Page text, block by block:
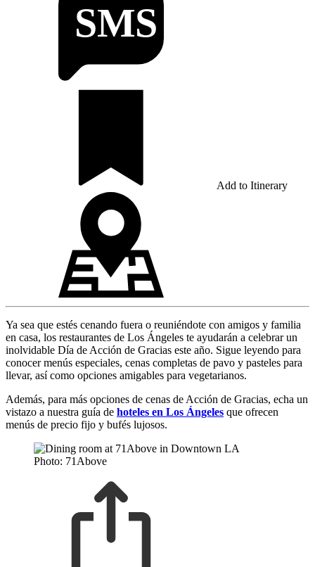
Add to Itinerary
Ya sea que estés cenando fuera o reuniéndote con amigos y familia
en casa, los restaurantes de Los Ángeles te ayudarán a celebrar un
inolvidable Día de Acción de Gracias este año. Sigue leyendo para
conocer menús especiales, cenas completas de pavo y pasteles para
llevar, así como opciones amigables para vegetarianos.
Además, para más opciones de cenas de Acción de Gracias, echa un
vistazo a nuestra guía de hoteles en Los Ángeles que ofrecen
menús de precio fijo y bufés lujosos.
Photo: 71Above